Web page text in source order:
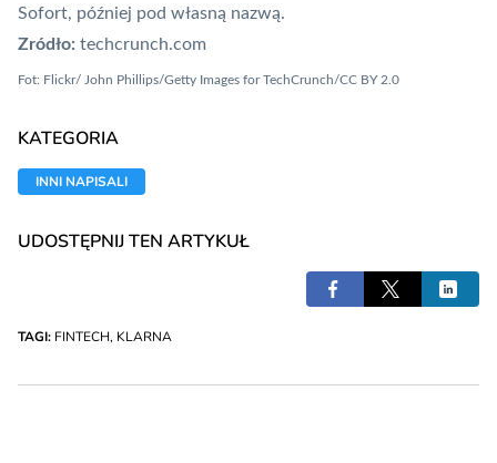
Sofort, później pod własną nazwą.
Zródło: techcrunch.com
Fot: Flickr/ John Phillips/Getty Images for TechCrunch/CC BY 2.0
KATEGORIA
INNI NAPISALI
UDOSTĘPNIJ TEN ARTYKUŁ
TAGI: FINTECH, KLARNA